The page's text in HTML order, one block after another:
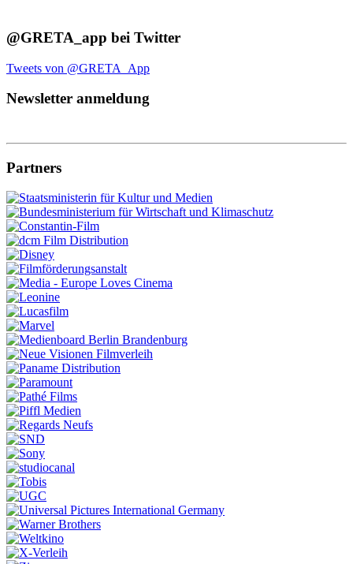
@GRETA_app bei Twitter
Tweets von @GRETA_App
Newsletter anmeldung
Partners